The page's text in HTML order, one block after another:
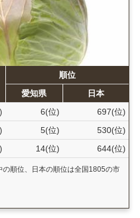
順位
愛知県
日本
6(位)
697(位)
5(位)
530(位)
14(位) 644(位)
順位、日本の順位は全国1805の市